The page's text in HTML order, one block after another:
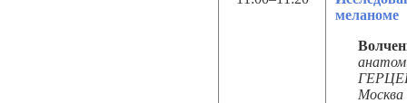
меланоме
Москва